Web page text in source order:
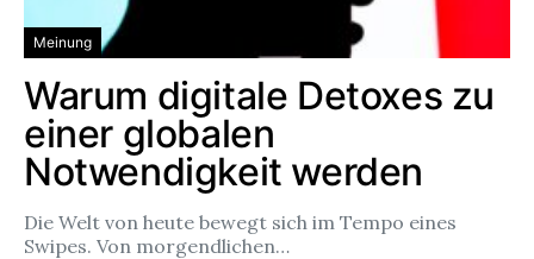
Meinung
Warum digitale Detoxes zu
einer globalen
Notwendigkeit werden
Die Welt von heute bewegt sich im Tempo eines
Swipes. Von morgendlichen…